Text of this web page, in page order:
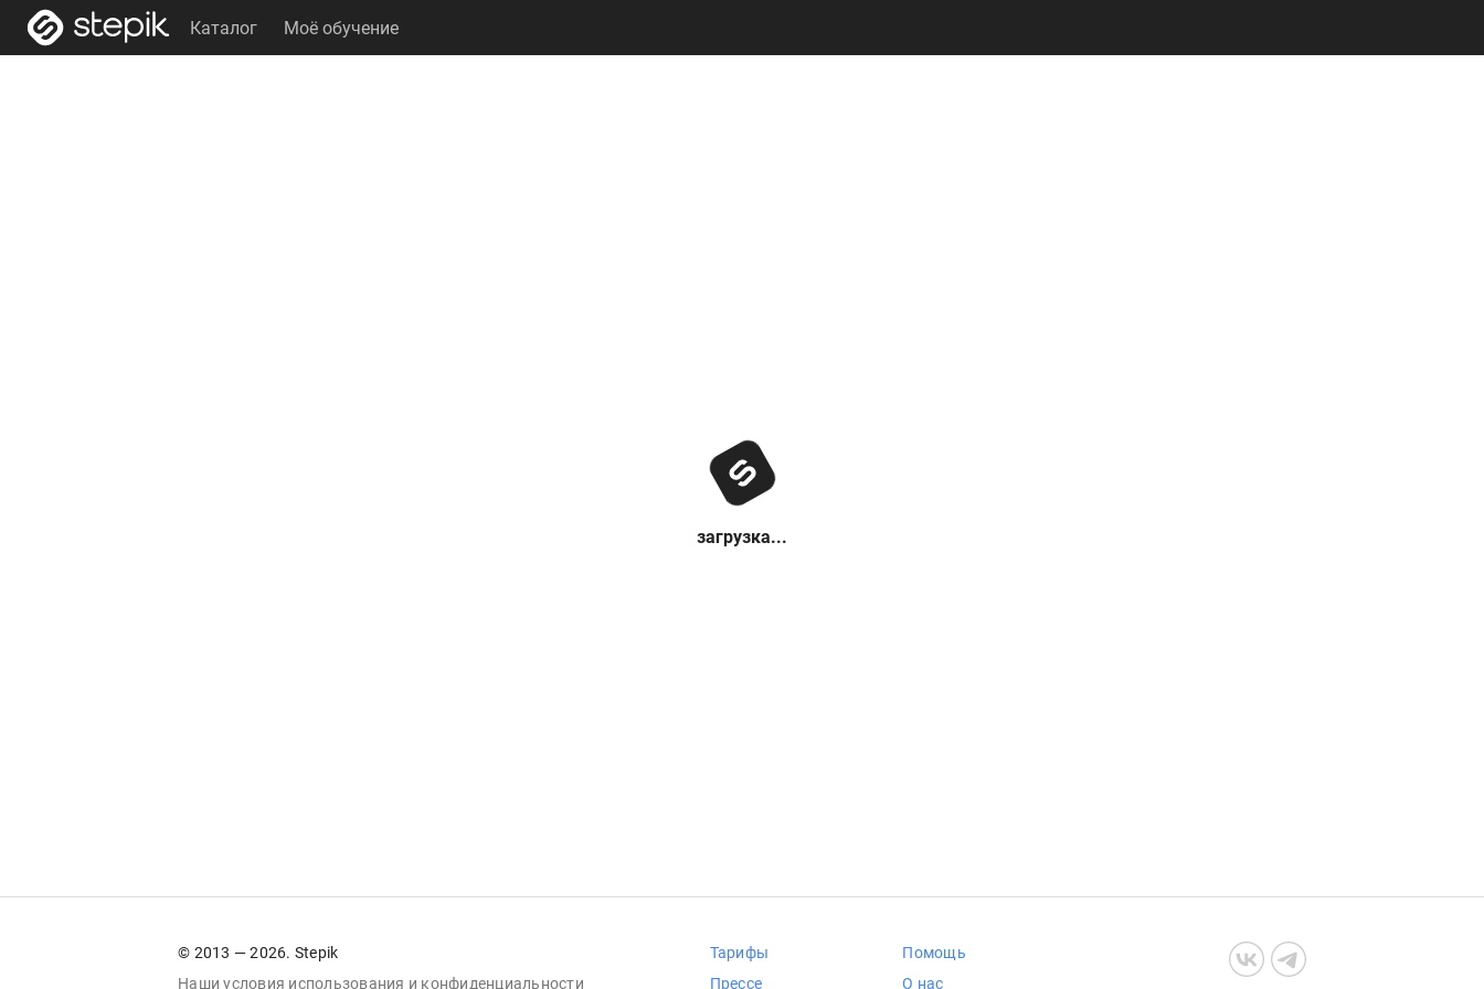
Каталог Моё обучение
загрузка...
© 2013 — 2026. Stepik
Наши условия использования и конфиденциальности
Тарифы
Прессе
Помощь
О нас